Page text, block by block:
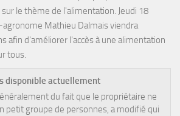
le thème de l'alimentation. Jeudi 18
Mathieu Dalmais viendra
afin d'améliorer l'accès à une alimentation
tous.
disponible actuellement
du fait que le propriétaire ne
petit groupe de personnes, a modifié qui